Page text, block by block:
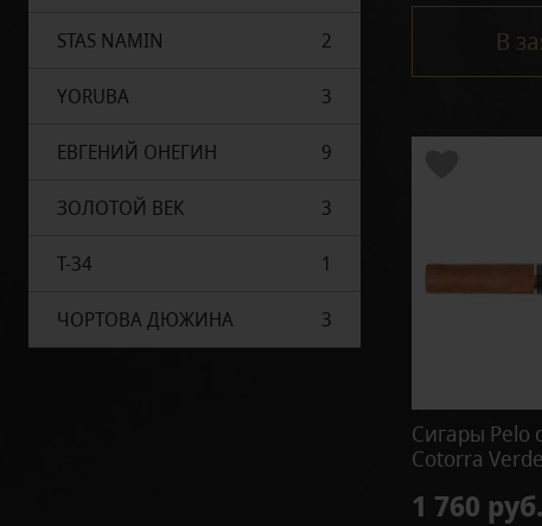
STAS NAMIN 2
YORUBA 3
ЕВГЕНИЙ ОНЕГИН 9
ЗОЛОТОЙ ВЕК 3
Т-34 1
ЧОРТОВА ДЮЖИНА 3
В
Сигары Pelo
Cotorra Verde
1 760 руб.